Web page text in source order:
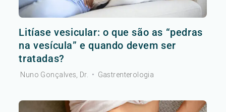
Litíase vesicular: o que são as “pedras
na vesícula” e quando devem ser
tratadas?
Nuno Gonçalves, Dr. • Gastrenterologia